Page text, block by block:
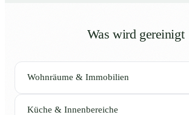
Was wird gereinigt
Wohnräume & Immobilien
Küche & Innenbereiche